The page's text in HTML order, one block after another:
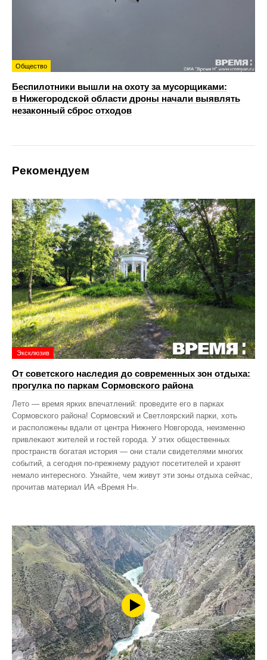
Общество
Беспилотники вышли на охоту за мусорщиками:
в Нижегородской области дроны начали выявлять
незаконный сброс отходов
Рекомендуем
Эксклюзив
От советского наследия до современных зон отдыха:
прогулка по паркам Сормовского района
Лето — время ярких впечатлений: проведите его в парках
Сормовского района! Сормовский и Светлоярский парки, хоть
и расположены вдали от центра Нижнего Новгорода, неизменно
привлекают жителей и гостей города. У этих общественных
пространств богатая история — они стали свидетелями многих
событий, а сегодня по‑прежнему радуют посетителей и хранят
немало интересного. Узнайте, чем живут эти зоны отдыха сейчас,
прочитав материал ИА «Время Н».